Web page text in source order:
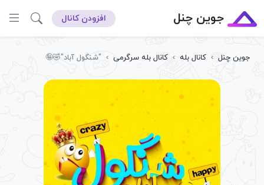
جوین چنل افزودن کانال
جوین چنل › کانال بله › کانال بله سرگرمی › "شنگول آباد"🤣🤪